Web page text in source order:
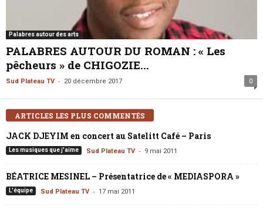
Palabres autour des arts
PALABRES AUTOUR DU ROMAN : « Les
pêcheurs » de CHIGOZIE...
Sud Plateau TV - 20 décembre 2017 0
ARTICLES LES PLUS COMMENTÉS
JACK DJEYIM en concert au Satelitt Café – Paris
Les musiques que j'aime Sud Plateau TV - 9 mai 2011
BÉATRICE MESINEL – Présentatrice de « MEDIASPORA »
L'équipe Sud Plateau TV - 17 mai 2011